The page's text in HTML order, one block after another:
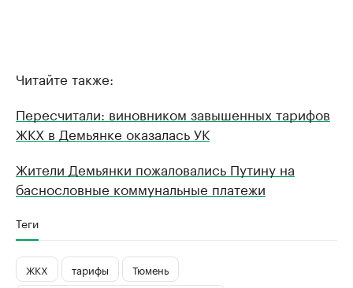
Читайте также:
Пересчитали: виновником завышенных тарифов
ЖКХ в Демьянке оказалась УК
Жители Демьянки пожаловались Путину на
баснословные коммунальные платежи
Теги
ЖКХ тарифы
Тюмень